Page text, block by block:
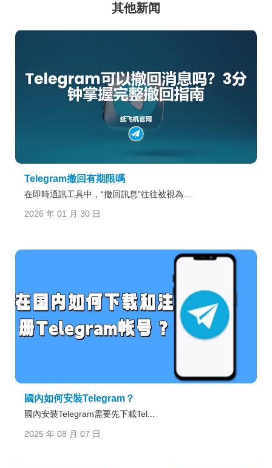
其他新闻
Telegram撤回有期限嗎
在即時通訊工具中，“撤回訊息”往往被視為...
2026 年 01 月 30 日
國內如何安裝Telegram？
國內安裝Telegram需要先下載Tel...
2025 年 08 月 07 日